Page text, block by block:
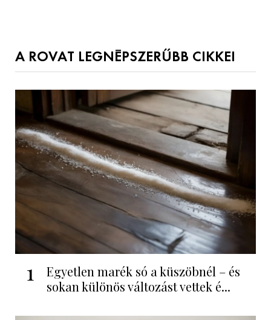
A ROVAT LEGNÉPSZERŰBB CIKKEI
1
Egyetlen marék só a küszöbnél – és
sokan különös változást vettek é...